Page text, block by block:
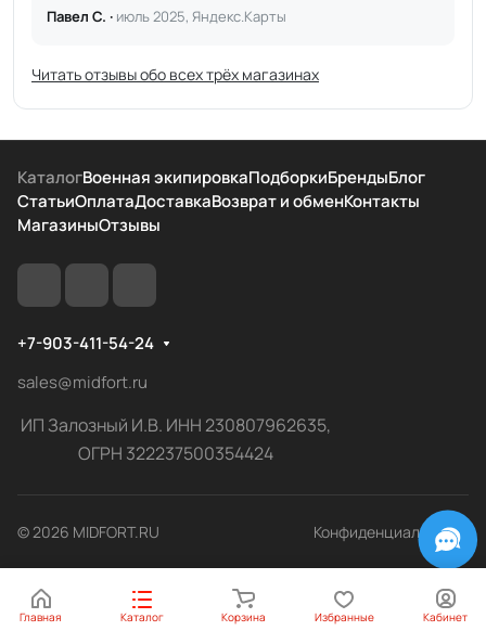
Павел С. · июль 2025, Яндекс.Карты
Читать отзывы обо всех трёх магазинах
КаталогВоенная экипировкаПодборкиБрендыБлог
СтатьиОплатаДоставкаВозврат и обменКонтакты
МагазиныОтзывы
+7-903-411-54-24
sales@midfort.ru
ИП Залозный И.В. ИНН 230807962635,
ОГРН 322237500354424
© 2026 MIDFORT.RU Конфиденциальность
Главная Каталог Корзина Избранные Кабинет